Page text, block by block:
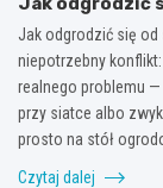
Jak odgrodzić się od
niepotrzebny
realnego problemu
przy siatce albo
prosto na stół
Czytaj dalej